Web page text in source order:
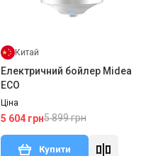
Китай
Електричний бойлер Midea
ECO
Ціна
5 604 грн5 899 грн
Купити